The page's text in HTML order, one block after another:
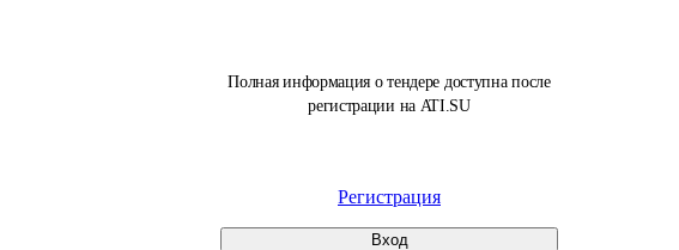
Полная информация о тендере доступна после
регистрации на ATI.SU
Регистрация
Вход